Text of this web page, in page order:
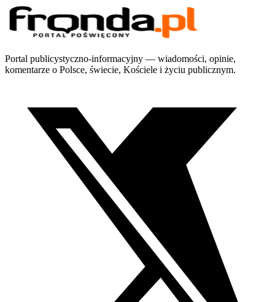
Portal publicystyczno-informacyjny — wiadomości, opinie,
komentarze o Polsce, świecie, Kościele i życiu publicznym.